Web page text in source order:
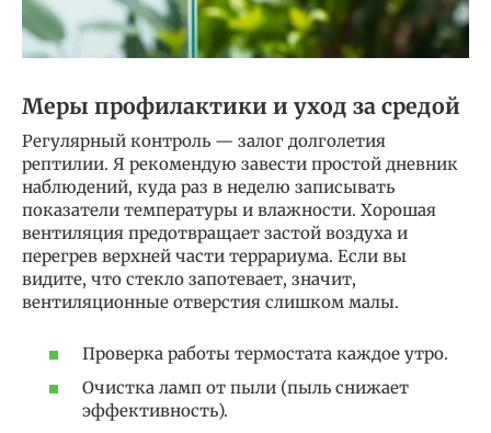
Меры профилактики и уход за средой
Регулярный контроль — залог долголетия
рептилии. Я рекомендую завести простой дневник
наблюдений, куда раз в неделю записывать
показатели температуры и влажности. Хорошая
вентиляция предотвращает застой воздуха и
перегрев верхней части террариума. Если вы
видите, что стекло запотевает, значит,
вентиляционные отверстия слишком малы.
Проверка работы термостата каждое утро.
Очистка ламп от пыли (пыль снижает
эффективность).